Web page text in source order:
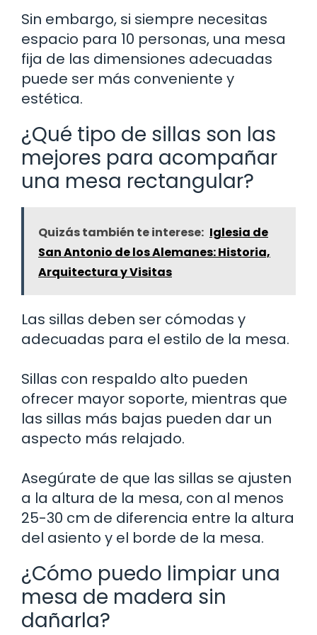
Sin embargo, si siempre necesitas
espacio para 10 personas, una mesa
fija de las dimensiones adecuadas
puede ser más conveniente y
estética.
¿Qué tipo de sillas son las
mejores para acompañar
una mesa rectangular?
Quizás también te interese: Iglesia de
San Antonio de los Alemanes: Historia,
Arquitectura y Visitas
Las sillas deben ser cómodas y
adecuadas para el estilo de la mesa.
Sillas con respaldo alto pueden
ofrecer mayor soporte, mientras que
las sillas más bajas pueden dar un
aspecto más relajado.
Asegúrate de que las sillas se ajusten
a la altura de la mesa, con al menos
25-30 cm de diferencia entre la altura
del asiento y el borde de la mesa.
¿Cómo puedo limpiar una
mesa de madera sin
dañarla?